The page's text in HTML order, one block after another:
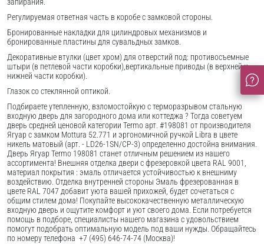
Регулируемая ответная часть в коробе с замковой стороны.
Бронированные накладки для цилиндровых механизмов и
бронированные пластины для сувальдных замков.
Декоративные втулки (цвет хром) для отверстий под: противосъемные
штыри (в петлевой части коробки),вертикальные приводы (в верхней и
нижней части коробки).
Глазок со стеклянной оптикой.
Подбираете утепленную, взломостойкую с терморазрывом стальную
входную дверь для загородного дома или коттеджа ? Тогда советуем
дверь средней ценовой категории Termo арт. #198081 от производителя
Ягуар с замком Mottura 52.771 и эргономичной ручкой Libra в цвете
никель матовый (арт. - LD26-1SN/CP-3) определенно достойна внимания.
Дверь Ягуар Termo 198081 станет отличным решением из нашего
ассортимента! Внешняя отделка двери с фрезеровкой цвета RAL 9001,
материал покрытия : эмаль отличается устойчивостью к внешниму
воздействию. Отделка внутренней стороны Эмаль фрезерованная в
цвете RAL 7047 добавит уюта вашей прихожей, будет сочетаться с
общим стилем дома! Покупайте высококачественную металлическую
входную дверь и ощутите комфорт и уют своего дома. Если потребуется
помощь в подборе, специалисты нашего магазина с удовольствием
помогут подобрать оптимальную модель под ваши нужды. Обращайтесь
по номеру телефона +7 (495) 646-74-74 (Москва)!